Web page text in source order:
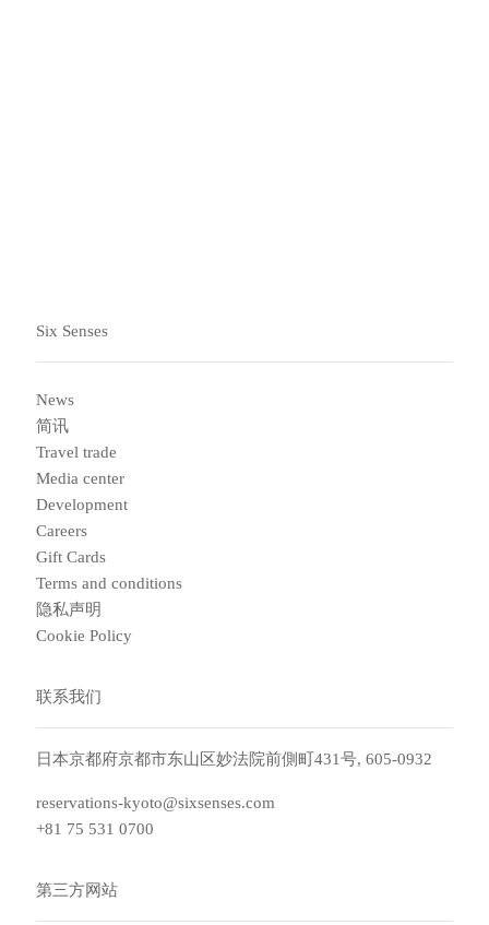
Six Senses
News
简讯
Travel trade
Media center
Development
Careers
Gift Cards
Terms and conditions
隐私声明
Cookie Policy
联系我们
日本京都府京都市东山区妙法院前側町431号, 605-0932
reservations-kyoto@sixsenses.com
+81 75 531 0700
第三方网站